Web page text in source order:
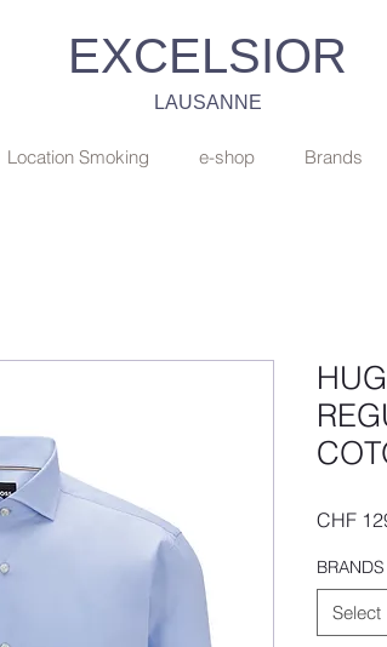
EXCELSIOR
LAUSANNE
Location Smoking e-shop Brands
CHF
BRANDS
Select